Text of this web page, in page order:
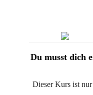
Du musst dich
Dieser Kurs ist